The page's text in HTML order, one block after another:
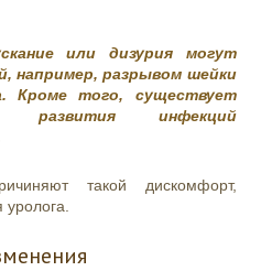
или дизурия могут
например, разрывом шейки
Кроме того, существует
развития инфекций
такой дискомфорт,